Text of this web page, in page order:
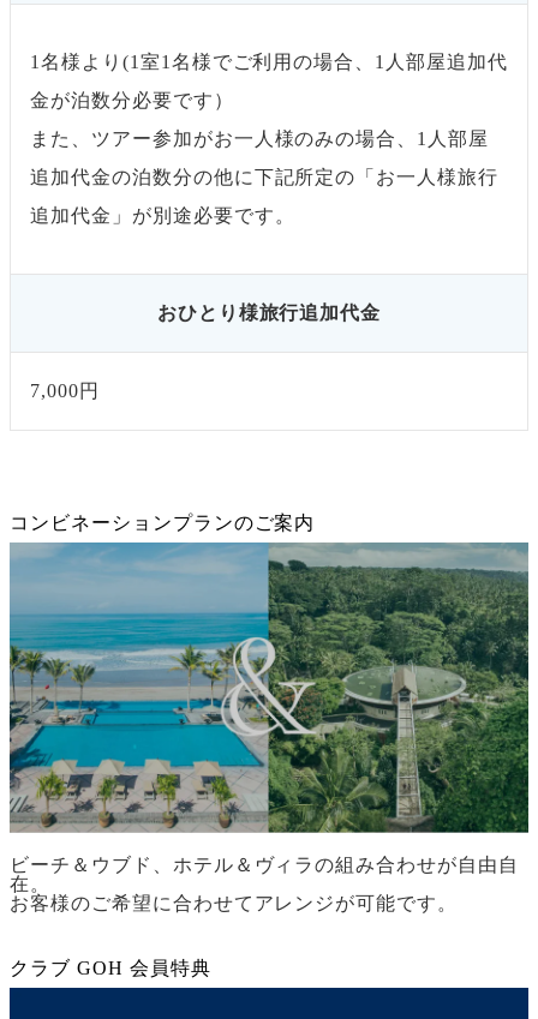
1名様より(1室1名様でご利用の場合、1人部屋追加代
金が泊数分必要です）
また、ツアー参加がお一人様のみの場合、1人部屋
追加代金の泊数分の他に下記所定の「お一人様旅行
追加代金」が別途必要です。
おひとり様旅行追加代金
7,000円
コンビネーションプランのご案内
ビーチ＆ウブド、ホテル＆ヴィラの組み合わせが自由自
在。
お客様のご希望に合わせてアレンジが可能です。
クラブ GOH 会員特典